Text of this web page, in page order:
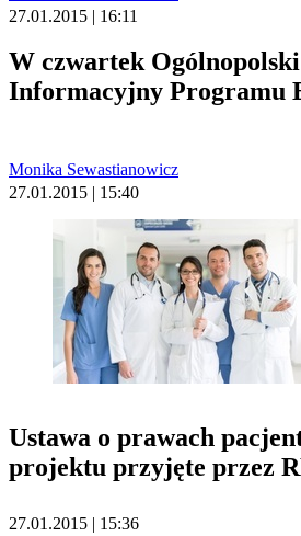
27.01.2015 | 16:11
W czwartek
Informacyjny Programu
Monika Sewastianowicz
27.01.2015 | 15:40
Ustawa o prawach
projektu przyjęte przez
27.01.2015 | 15:36